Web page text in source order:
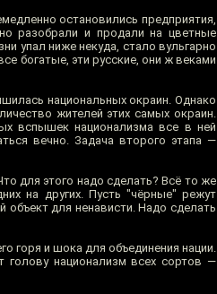
остановились предприятия,
разобрали и продали на цветные
упал ниже некуда, стало вульгарно
богатые, эти русские, они ж веками
национальных окраин. Однако
жителей этих самых окраин.
вспышек национализма все в ней
вечно. Задача второго этапа —
для этого надо сделать? Всё то же
на других. Пусть "чёрные" режут
объект для ненависти. Надо сделать
горя и шока для объединения нации.
голову национализм всех сортов —